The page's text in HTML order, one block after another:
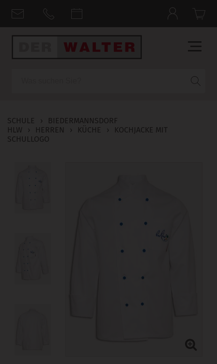
SCHULE ›
BIEDERMANNSDORF
HLW
› HERREN › KÜCHE ›
KOCHJACKE MIT
SCHULLOGO